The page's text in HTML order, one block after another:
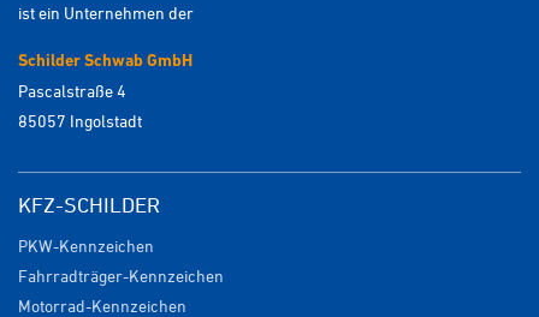
ist ein Unternehmen der
Schilder Schwab GmbH
Pascalstraße 4
85057 Ingolstadt
KFZ-SCHILDER
PKW-Kennzeichen
Fahrradträger-Kennzeichen
Motorrad-Kennzeichen